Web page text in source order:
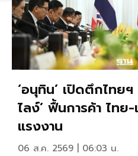
‘อนุทิน’ เปิดตึกไทย
ไลง์’ ฟื้นการค้า ไทย
แรงงาน
06 ส.ค. 2569 | 06:03 น.